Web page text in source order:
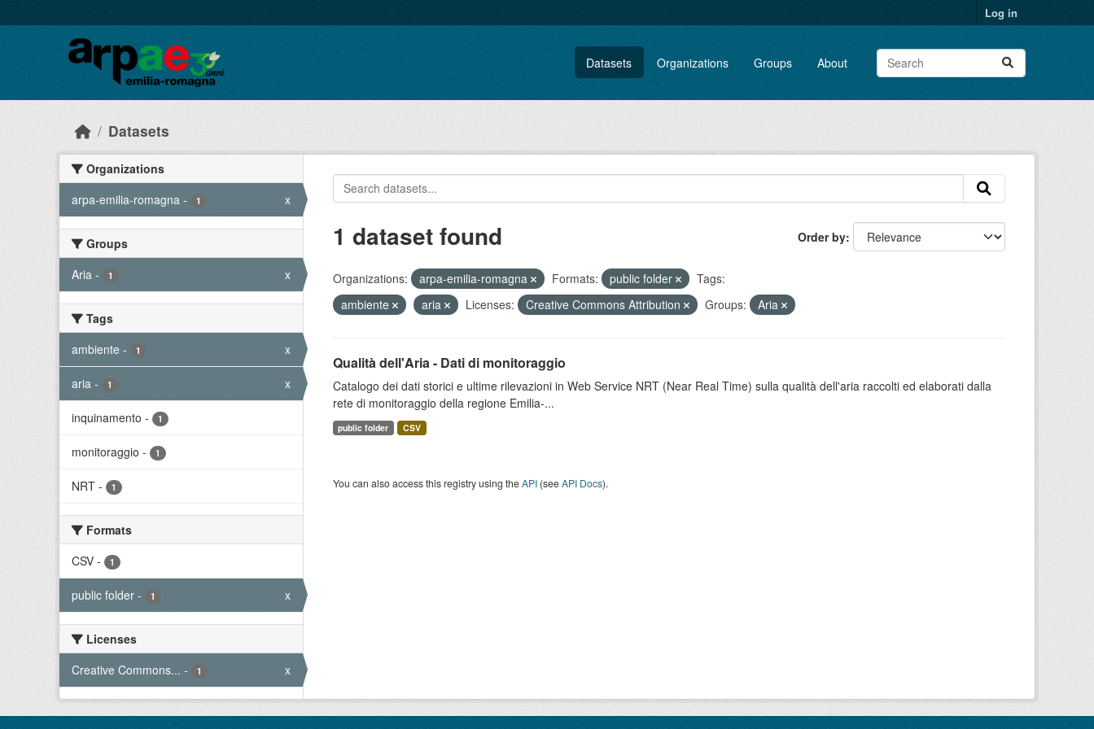
Log in
Datasets Organizations Groups About
Datasets
Organizations
arpa-emilia-romagna - 1 x
Groups
Aria - 1 x
Tags
ambiente - 1 x
aria - 1 x
inquinamento - 1
monitoraggio - 1
NRT - 1
Formats
CSV - 1
public folder - 1 x
Licenses
Creative Commons... - 1 x
Order by
1 dataset found
Organizations: arpa-emilia-romagna Formats: public folder
Tags:
ambiente
aria Licenses: Creative Commons Attribution Groups: Aria
Qualità dell'Aria - Dati di monitoraggio
Catalogo dei dati storici e ultime rilevazioni in Web Service NRT (Near Real Time) sulla qualità dell'aria raccolti ed elaborati dalla
rete di monitoraggio della regione Emilia-...
public folder CSV
You can also access this registry using theAPI(seeAPI Docs).